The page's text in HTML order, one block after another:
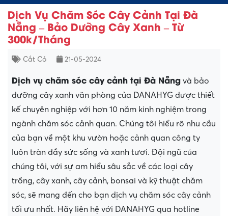
Dịch Vụ Chăm Sóc Cây Cảnh Tại Đà
Nẵng – Bảo Dưỡng Cây Xanh – Từ
300k/Tháng
Cắt Cỏ 21-05-2024
Dịch vụ chăm sóc cây cảnh tại Đà Nẵng và bảo
dưỡng cây xanh văn phòng của DANAHYG được thiết
kế chuyên nghiệp với hơn 10 năm kinh nghiệm trong
ngành chăm sóc cảnh quan. Chúng tôi hiểu rõ nhu cầu
của bạn về một khu vườn hoặc cảnh quan công ty
luôn tràn đầy sức sống và xanh tươi. Đội ngũ của
chúng tôi, với sự am hiểu sâu sắc về các loại cây
trồng, cây xanh, cây cảnh, bonsai và kỹ thuật chăm
sóc, sẽ mang đến cho bạn dịch vụ chăm sóc cây cảnh
tối ưu nhất. Hãy liên hệ với DANAHYG qua hotline